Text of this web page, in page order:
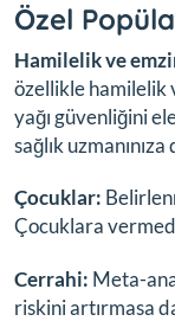
Özel
Hamilelik ve
özellikle hamilelik
yağı güvenliğini
sağlık uzmanınıza
Çocuklar:
Çocuklara
Cerrahi: Meta-
riskini artırmasa